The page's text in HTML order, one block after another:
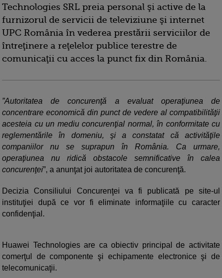
Technologies SRL preia personal şi active de la
furnizorul de servicii de televiziune şi internet
UPC România în vederea prestării serviciilor de
întreţinere a reţelelor publice terestre de
comunicaţii cu acces la punct fix din România.
”Autoritatea de concurenţă a evaluat operaţiunea de
concentrare economică din punct de vedere al compatibilităţii
acesteia cu un mediu concurenţial normal, în conformitate cu
reglementările în domeniu, şi a constatat că activităţile
companiilor nu se suprapun în România. Ca urmare,
operaţiunea nu ridică obstacole semnificative în calea
concurenţei”, a anunţat joi autoritatea de concurenţă.
Decizia Consiliului Concurenţei va fi publicată pe site-ul
instituţiei după ce vor fi eliminate informaţiile cu caracter
confidenţial.
Huawei Technologies are ca obiectiv principal de activitate
comerţul de componente şi echipamente electronice şi de
telecomunicaţii.